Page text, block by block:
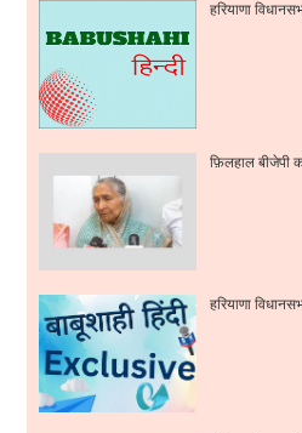
हरियाणा
फ़िलहाल बीजेपी
हरियाणा